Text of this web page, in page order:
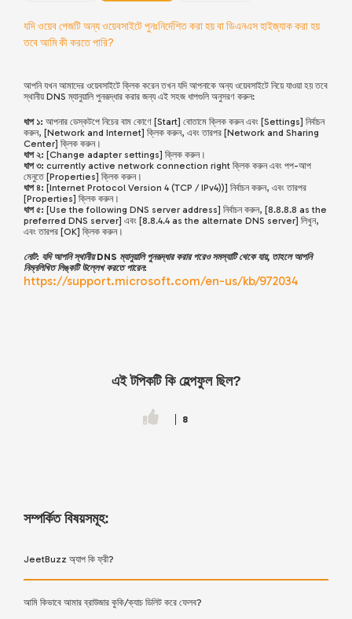
যদি ওয়েব পেজটি অন্য ওয়েবসাইটে পুনঃনির্দেশিত করা হয় বা ডিএনএস হাইজ্যাক করা হয়
তবে আমি কী করতে পারি?
আপনি যখন আমাদের ওয়েবসাইটে ক্লিক করেন তখন যদি আপনাকে অন্য ওয়েবসাইটে নিয়ে যাওয়া হয় তবে
স্থানীয় DNS ম্যানুয়ালি পুনরূদ্ধার করার জন্য এই সহজ ধাপগুলি অনুসরণ করুন:
ধাপ ১: আপনার ডেস্কটপে নিচের বাম কোণে [Start] বোতামে ক্লিক করুন এবং [Settings] নির্বাচন
করুন, [Network and Internet] ক্লিক করুন, এবং তারপর [Network and Sharing
Center] ক্লিক করুন।
ধাপ ২: [Change adapter settings] ক্লিক করুন।
ধাপ ৩: currently active network connection right ক্লিক করুন এবং পপ-আপ
মেনুতে [Properties] ক্লিক করুন।
ধাপ ৪: [Internet Protocol Version 4 (TCP / IPv4))] নির্বাচন করুন, এবং তারপর
[Properties] ক্লিক করুন।
ধাপ ৫: [Use the following DNS server address] নির্বাচন করুন, [8.8.8.8 as the
preferred DNS server] এবং [8.8.4.4 as the alternate DNS server] লিখুন,
এবং তারপর [OK] ক্লিক করুন।
নোট: যদি আপনি স্থানীয় DNS ম্যানুয়ালি পুনরূদ্ধার করার পরেও সমস্যাটি থেকে যায়, তাহলে আপনি
নিম্নলিখিত লিঙ্কটি উল্লেখ করতে পারেন:
https://support.microsoft.com/en-us/kb/972034
এই টপিকটি কি হেল্পফুল ছিল?
8
সম্পর্কিত বিষয়সমূহ:
JeetBuzz অ্যাপ কি ফ্রী?
আমি কিভাবে আমার ব্রাউজার কুকি/ক্যাচ ডিলিট করে ফেলব?